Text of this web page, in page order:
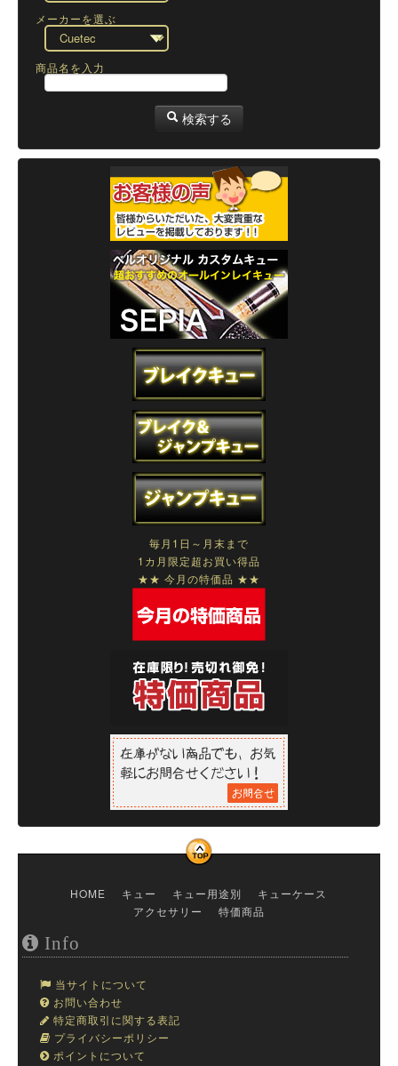
メーカーを選ぶ
商品名を入力
検索する
毎月1日～月末まで
1カ月限定超お買い得品
★★ 今月の特価品 ★★
HOME キュー キュー用途別
キューケース
アクセサリー
特価商品
Info
当サイトについて
お問い合わせ
特定商取引に関する表記
プライバシーポリシー
ポイントについて